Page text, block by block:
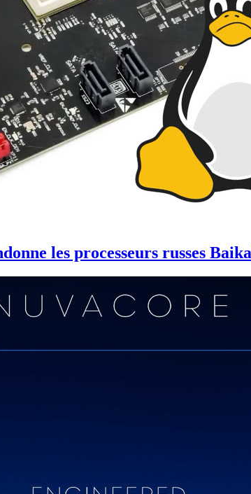
les processeurs russes